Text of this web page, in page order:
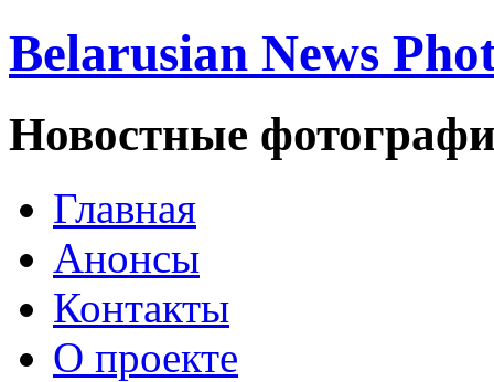
Belarusian News
Новостные
Главная
Анонсы
Контакты
О проекте